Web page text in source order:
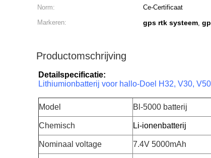
Norm:
Ce-Certificaat
Markeren:
gps rtk systeem,
Productomschrijving
Detailspecificatie:
Lithiumionbatterij voor hallo-Doel H32, V30,
Model Bl-5000 batterij
Chemisch Li-ionenbatterij
Nominaal voltage 7.4V 5000mAh